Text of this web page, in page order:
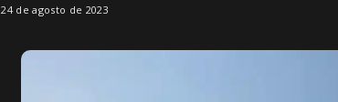
24 de agosto de 2023